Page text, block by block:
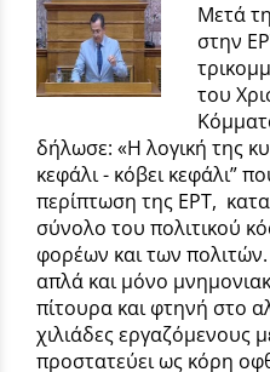
Μετά
στην
του
δήλωσε: «Η λογική της
κεφάλι - κόβει κεφάλι”
περίπτωση της ΕΡΤ,
σύνολο του πολιτικού
φορέων και των
απλά και μόνο
πίτουρα και φτηνή στο
χιλιάδες εργαζόμενους
προστατεύει ως κόρη